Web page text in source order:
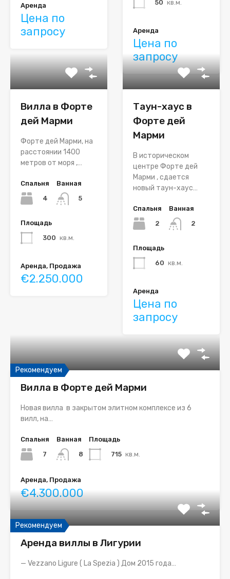
Аренда
Цена по
запросу
50 кв.м.
Аренда
Цена по
запросу
Вилла в Форте
дей Марми
Форте дей Марми, на
расстоянии 1400
метров от моря ,…
Спальня
4
Ванная
5
Площадь
300 кв.м.
Аренда, Продажа
€2.250.000
Таун-хаус в
Форте дей
Марми
В историческом
центре Форте дей
Марми , сдается
новый таун-хаус…
Спальня
2
Ванная
2
Площадь
60 кв.м.
Аренда
Цена по
запросу
Рекомендуем
Вилла в Форте дей Марми
Новая вилла в закрытом элитном комплексе из 6
вилл, на…
Спальня
7
Ванная
8
Площадь
715 кв.м.
Аренда, Продажа
€4.300.000
Рекомендуем
Аренда виллы в Лигурии
— Vezzano Ligure ( La Spezia ) Дом 2015 года…